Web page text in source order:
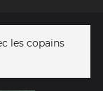
les copains